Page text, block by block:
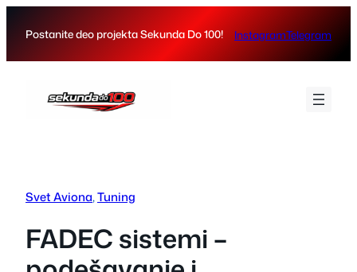
Postanite deo projekta Sekunda Do 100! InstagramTelegram
Svet Aviona, Tuning
FADEC sistemi –